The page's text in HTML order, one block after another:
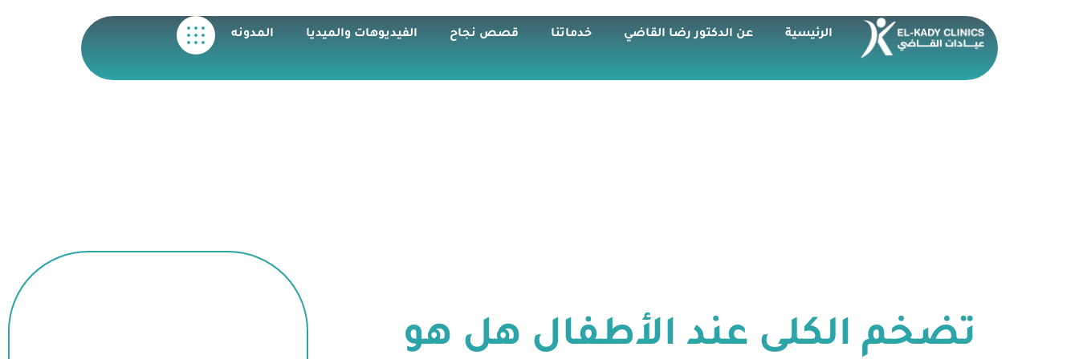
الرئيسية عن الدكتور رضا القاضي خدماتنا قصص نجاح الفيديوهات والميديا المدونه
تضخم الكلى عند الأطفال هل هو